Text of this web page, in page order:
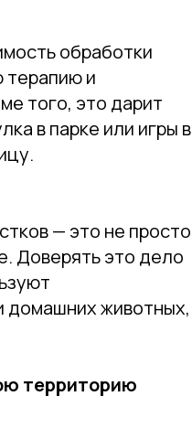
обработки
терапию и
того, это дарит
в парке или игры в
— это не просто
Доверять это дело
домашних животных,
территорию